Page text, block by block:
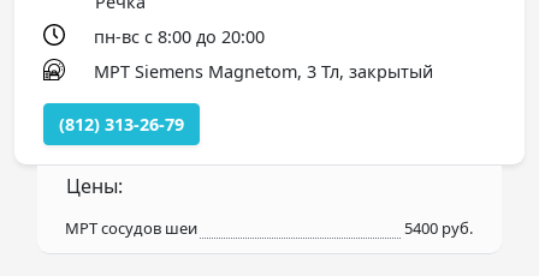
пн-вс с 8:00 до 20:00
МРТ Siemens Magnetom, 3 Тл, закрытый
(812) 313-26-79
Цены:
МРТ сосудов шеи 5400 руб.